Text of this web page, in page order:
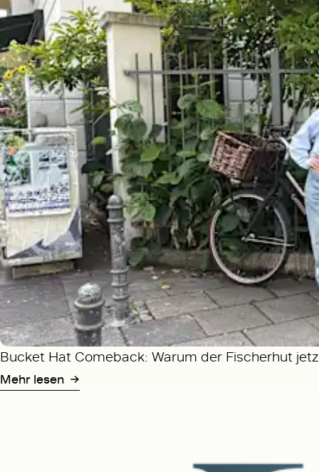
Bucket Hat Comeback: Warum der Fischerhut
Mehr lesen